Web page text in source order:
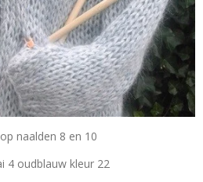
naalden 8 en 10
4 oudblauw kleur 22